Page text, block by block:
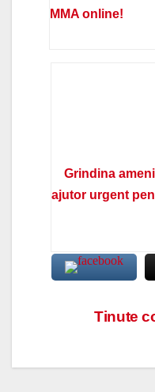
MMA online!
Grindina
ajutor urgent
Navigare
Tinute